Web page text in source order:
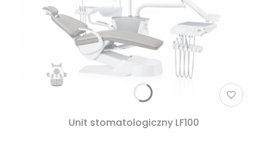
Unit stomatologiczny LF100